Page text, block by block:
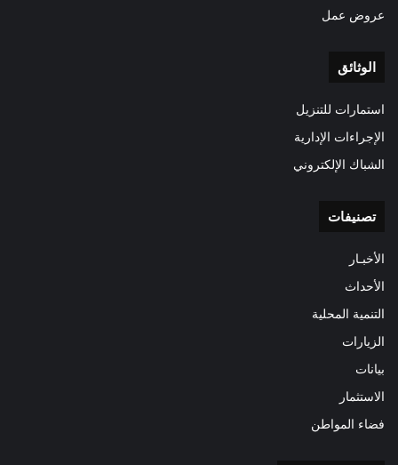
عروض عمل
الوثائق
استمارات للتنزيل
الإجراءات الإدارية
الشباك الإلكتروني
تصنيفات
الأخبـار
الأحداث
التنمية المحلية
الزيارات
بيانات
الاستثمار
فضاء المواطن